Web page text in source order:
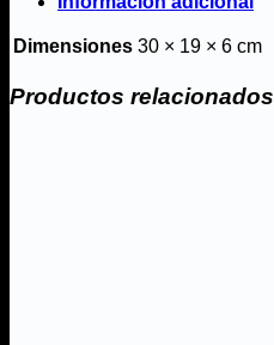
Dimensiones 30 × 19 × 6 cm
Productos relacionados